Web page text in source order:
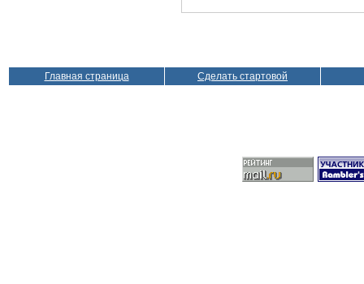
Главная страница Сделать стартовой